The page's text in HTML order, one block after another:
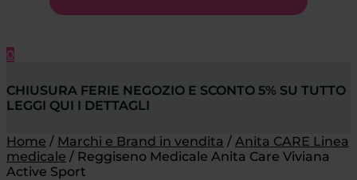
0
CHIUSURA FERIE NEGOZIO E SCONTO 5% SU TUTTO
LEGGI QUI I DETTAGLI
Home / Marchi e Brand in vendita / Anita CARE Linea
medicale / Reggiseno Medicale Anita Care Viviana
Active Sport